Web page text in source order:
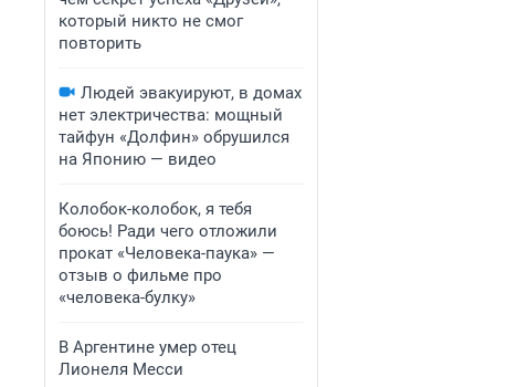
который никто не смог
повторить
Людей эвакуируют, в домах
нет электричества: мощный
тайфун «Долфин» обрушился
на Японию — видео
Колобок-колобок, я тебя
боюсь! Ради чего отложили
прокат «Человека-паука» —
отзыв о фильме про
«человека-булку»
В Аргентине умер отец
Лионеля Месси